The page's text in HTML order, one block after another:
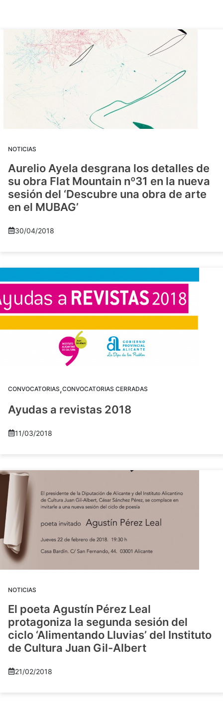
NOTICIAS
Aurelio Ayela desgrana los detalles de
su obra Flat Mountain nº31 en la nueva
sesión del ‘Descubre una obra de arte
en el MUBAG’
30/04/2018
CONVOCATORIAS,CONVOCATORIAS CERRADAS
Ayudas a revistas 2018
11/03/2018
NOTICIAS
El poeta Agustín Pérez Leal
protagoniza la segunda sesión del
ciclo ‘Alimentando Lluvias’ del Instituto
de Cultura Juan Gil-Albert
21/02/2018